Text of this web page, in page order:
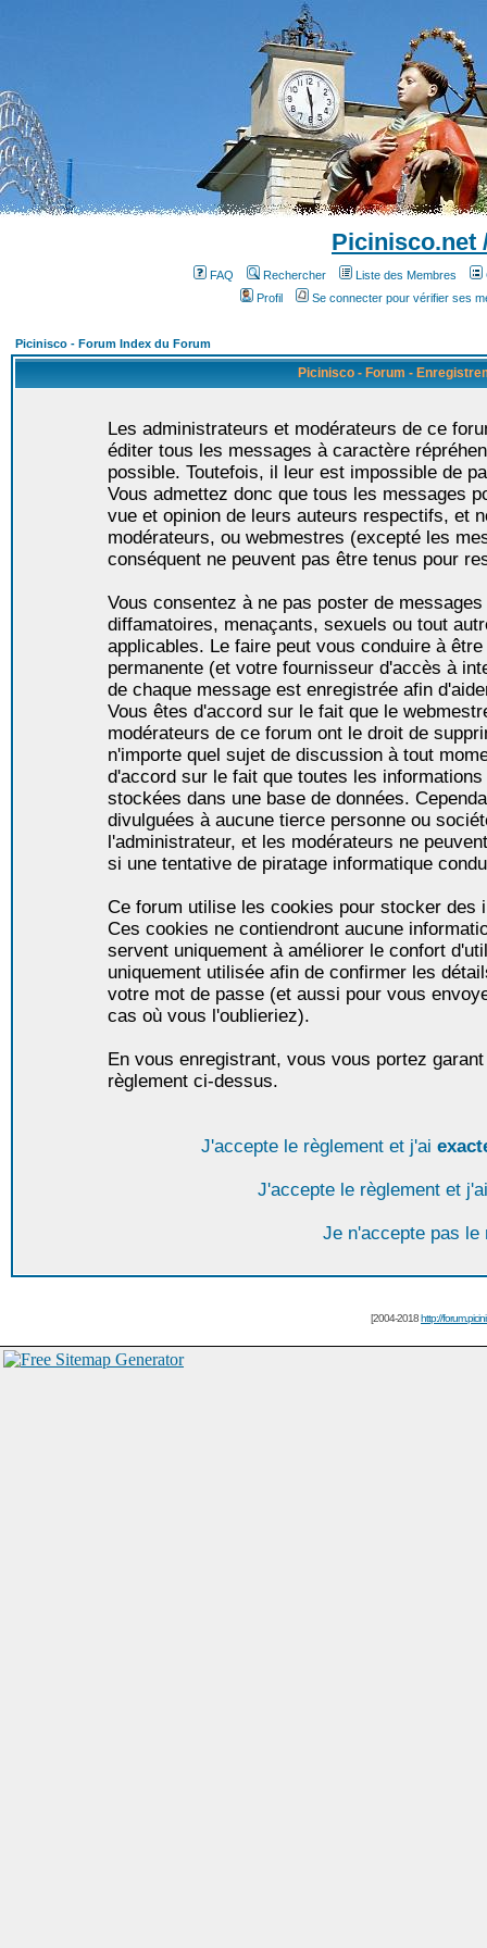
Picinisco.net
FAQ Rechercher Liste des Membres
Profil
Se connecter pour vérifier ses
Picinisco - Forum Index du Forum
Picinisco - Forum -
Les administrateurs et modérateurs de ce
éditer tous les messages à caractère
possible. Toutefois, il leur est impossible de
Vous admettez donc que tous les messages
vue et opinion de leurs auteurs respectifs, et
modérateurs, ou webmestres (excepté les
conséquent ne peuvent pas être tenus pour
Vous consentez à ne pas poster de
diffamatoires, menaçants, sexuels ou tout
applicables. Le faire peut vous conduire à
permanente (et votre fournisseur d'accès à
de chaque message est enregistrée afin
Vous êtes d'accord sur le fait que le
modérateurs de ce forum ont le droit de
n'importe quel sujet de discussion à tout
d'accord sur le fait que toutes les
stockées dans une base de données.
divulguées à aucune tierce personne ou
l'administrateur, et les modérateurs ne
si une tentative de piratage informatique
Ce forum utilise les cookies pour stocker des
Ces cookies ne contiendront aucune
servent uniquement à améliorer le confort
uniquement utilisée afin de confirmer les
votre mot de passe (et aussi pour vous
cas où vous l'oublieriez).
En vous enregistrant, vous vous portez
règlement ci-dessus.
J'accepte le règlement et j'ai
J'accepte le règlement et
Je n'accepte pas le
[2004-2018http://